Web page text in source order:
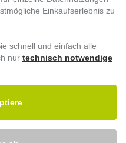
Vorkasse
Einkaufserlebnis zu
schnell und einfach alle
nur technisch notwendige